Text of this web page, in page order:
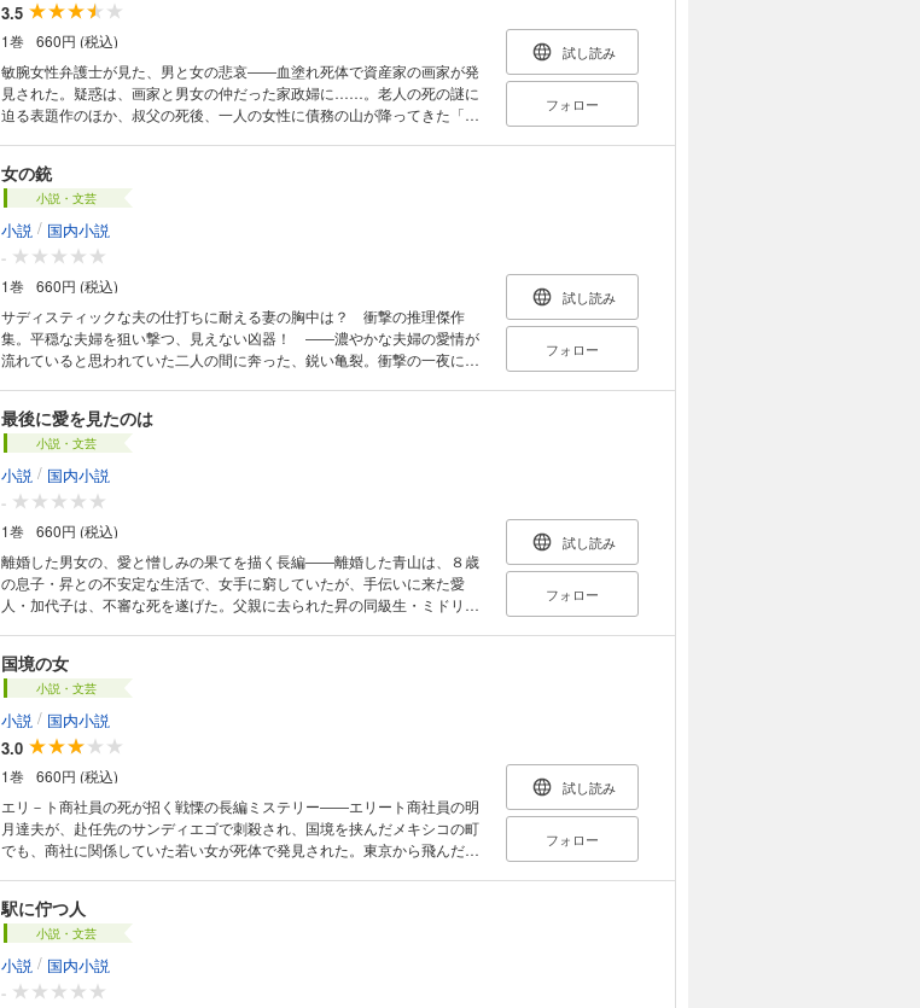
3.5
1巻
660円 (税込)
敏腕女性弁護士が見た、男と女の悲哀――血塗れ死体で資産家の画家が発
見された。疑惑は、画家と男女の仲だった家政婦に……。老人の死の謎に
迫る表題作のほか、叔父の死後、一人の女性に債務の山が降ってきた「財
試し読み
フォロー
女の銃
小説・文芸
小説 / 国内小説
-
1巻
660円 (税込)
サディスティックな夫の仕打ちに耐える妻の胸中は？ 衝撃の推理傑作
集。平穏な夫婦を狙い撃つ、見えない凶器！ ――濃やかな夫婦の愛情が
流れていると思われていた二人の間に奔った、鋭い亀裂。衝撃の一夜に、
スペンスを盛り上げる表題作のほか、現代の男女の愛情と悲傷を描く５編
を収録。
試し読み
フォロー
最後に愛を見たのは
小説・文芸
小説 / 国内小説
-
1巻
660円 (税込)
離婚した男女の、愛と憎しみの果てを描く長編――離婚した青山は、８歳
の息子・昇との不安定な生活で、女手に窮していたが、手伝いに来た愛
人・加代子は、不審な死を遂げた。父親に去られた昇の同級生・ミドリ
に導く、傑作長編。
試し読み
フォロー
国境の女
小説・文芸
小説 / 国内小説
3.0
1巻
660円 (税込)
エリ－ト商社員の死が招く戦慄の長編ミステリー――エリート商社員の明
月達夫が、赴任先のサンディエゴで刺殺され、国境を挟んだメキシコの町
でも、商社に関係していた若い女が死体で発見された。東京から飛んだ
長編。
試し読み
フォロー
駅に佇つ人
小説・文芸
小説 / 国内小説
-